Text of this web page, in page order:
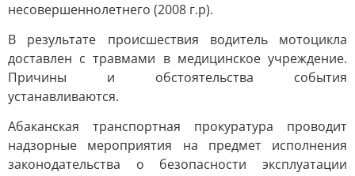
несовершеннолетнего (2008 г.р).
В результате происшествия водитель мотоцикла
доставлен с травмами в медицинское учреждение.
Причины и обстоятельства события
устанавливаются.
Абаканская транспортная прокуратура проводит
надзорные мероприятия на предмет исполнения
законодательства о безопасности эксплуатации